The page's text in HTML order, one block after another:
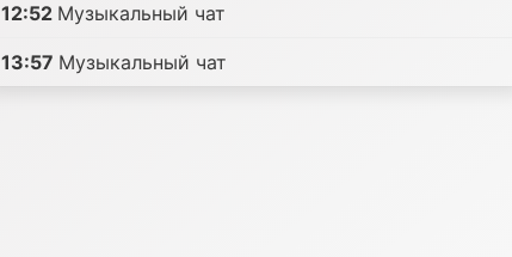
12:52 Музыкальный чат
13:57 Музыкальный чат